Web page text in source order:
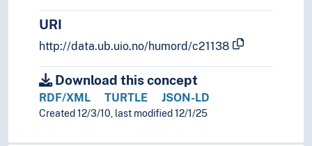
URI
http://data.ub.uio.no/humord/c21138
Download this concept
RDF/XML TURTLE JSON-LD
Created 12/3/10, last modified 12/1/25